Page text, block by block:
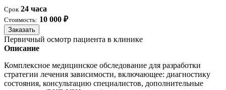
Срок 24 часа
Стоимость: 10 000 ₽
Заказать
Первичный осмотр пациента в клинике
Описание
Комплексное медицинское обследование для разработки
стратегии лечения зависимости, включающее: диагностику
состояния, консультацию специалистов, дополнительные